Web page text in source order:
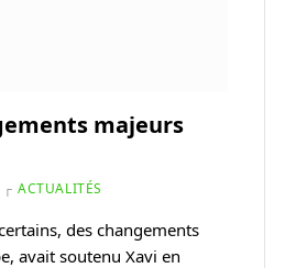
majeurs
ACTUALITÉS
des changements
avait soutenu Xavi en